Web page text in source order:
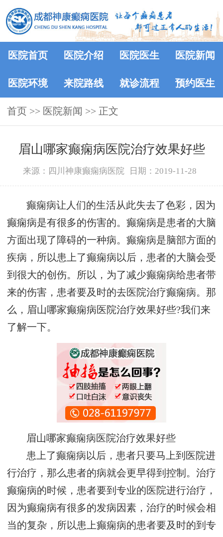
医院首页 医院介绍 医院医生 医院新闻
医院环境 来院路线 就诊流程 预约医生
首页 >> 医院新闻 >> 正文
眉山哪家癫痫病医院治疗效果好些
来源：四川神康癫痫病医院 日期：2019-11-28
癫痫病让人们的生活从此失去了色彩，因为
癫痫病是有很多的伤害的。癫痫病是患者的大脑
方面出现了障碍的一种病。癫痫病是脑部方面的
疾病，所以患上了癫痫病以后，患者的大脑会受
到很大的创伤。所以，为了减少癫痫病给患者带
来的伤害，患者要及时的去医院治疗癫痫病。那
么，眉山哪家癫痫病医院治疗效果好些?我们来
了解一下。
眉山哪家癫痫病医院治疗效果好些
患上了癫痫病以后，患者只要马上到医院进
行治疗，那么患者的病就会更早得到控制。治疗
癫痫病的时候，患者要到专业的医院进行治疗，
因为癫痫病有很多的发病因素，治疗的时候会相
当的复杂，所以患上癫痫病的患者要及时的到专